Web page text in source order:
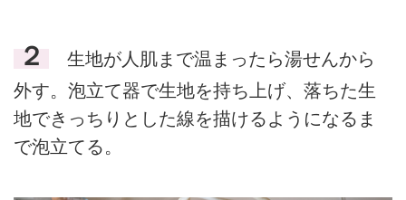
２
生地が人肌まで温まったら湯せんから
外す。泡立て器で生地を持ち上げ、落ちた生
地できっちりとした線を描けるようになるま
で泡立てる。